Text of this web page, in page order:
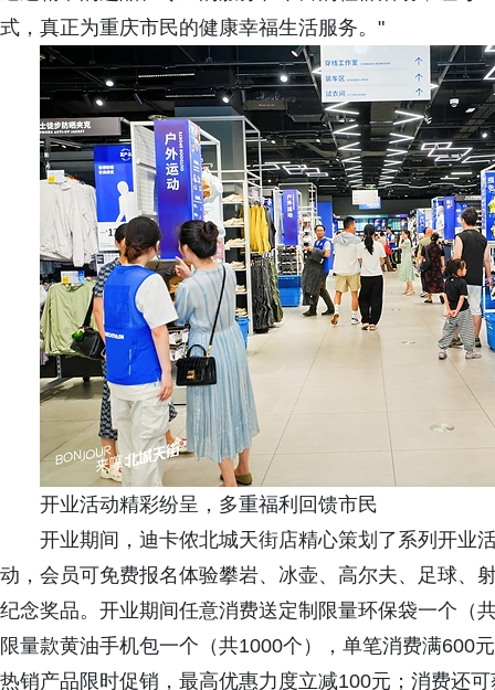
式，真正为重庆市民的健康幸福生活服务。"
开业活动精彩纷呈，多重福利回馈市民
开业期间，迪卡侬北城天街店精心策划了系列开业
动，会员可免费报名体验攀岩、冰壶、高尔夫、足球、
纪念奖品。开业期间任意消费送定制限量环保袋一个（
限量款黄油手机包一个（共1000个），单笔消费满600
热销产品限时促销，最高优惠力度立减100元；消费还